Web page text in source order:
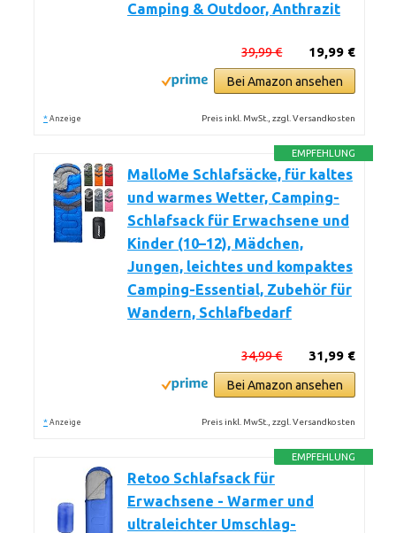
Camping & Outdoor, Anthrazit
19,99 €
39,99 €
Bei Amazon ansehen
* Anzeige Preis inkl. MwSt., zzgl. Versandkosten
EMPFEHLUNG
MalloMe Schlafsäcke, für kaltes
und warmes Wetter, Camping-
Schlafsack für Erwachsene und
Kinder (10–12), Mädchen,
Jungen, leichtes und kompaktes
Camping-Essential, Zubehör für
Wandern, Schlafbedarf
31,99 €
34,99 €
Bei Amazon ansehen
* Anzeige Preis inkl. MwSt., zzgl. Versandkosten
EMPFEHLUNG
Retoo Schlafsack für
Erwachsene - Warmer und
ultraleichter Umschlag-